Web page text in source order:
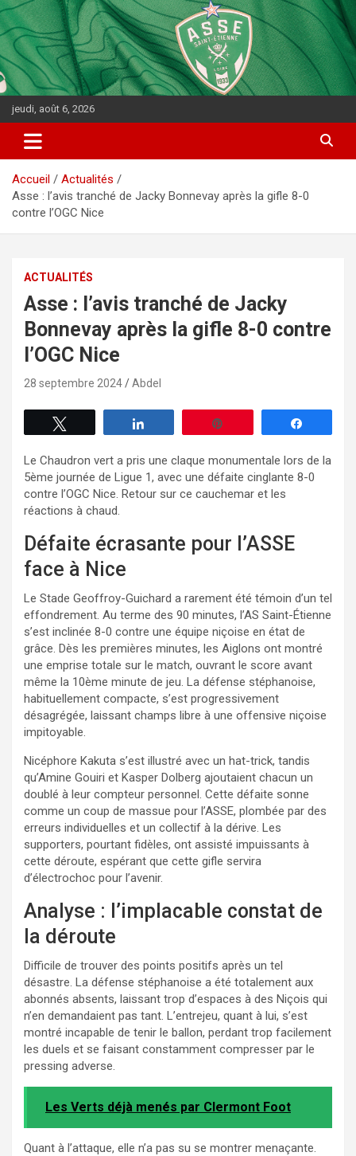
jeudi, août 6, 2026
Accueil
Actualités
Asse : l’avis tranché de Jacky Bonnevay après la gifle 8-0
contre l’OGC Nice
ACTUALITÉS
Asse : l’avis tranché de Jacky
Bonnevay après la gifle 8-0 contre
l’OGC Nice
28 septembre 2024 Abdel
Le Chaudron vert a pris une claque monumentale lors de la
5ème journée de Ligue 1, avec une défaite cinglante 8-0
contre l’OGC Nice. Retour sur ce cauchemar et les
réactions à chaud.
Défaite écrasante pour l’ASSE
face à Nice
Le Stade Geoffroy-Guichard a rarement été témoin d’un tel
effondrement. Au terme des 90 minutes, l’AS Saint-Étienne
s’est inclinée 8-0 contre une équipe niçoise en état de
grâce. Dès les premières minutes, les Aiglons ont montré
une emprise totale sur le match, ouvrant le score avant
même la 10ème minute de jeu. La défense stéphanoise,
habituellement compacte, s’est progressivement
désagrégée, laissant champs libre à une offensive niçoise
impitoyable.
Nicéphore Kakuta s’est illustré avec un hat-trick, tandis
qu’Amine Gouiri et Kasper Dolberg ajoutaient chacun un
doublé à leur compteur personnel. Cette défaite sonne
comme un coup de massue pour l’ASSE, plombée par des
erreurs individuelles et un collectif à la dérive. Les
supporters, pourtant fidèles, ont assisté impuissants à
cette déroute, espérant que cette gifle servira
d’électrochoc pour l’avenir.
Analyse : l’implacable constat de
la déroute
Difficile de trouver des points positifs après un tel
désastre. La défense stéphanoise a été totalement aux
abonnés absents, laissant trop d’espaces à des Niçois qui
n’en demandaient pas tant. L’entrejeu, quant à lui, s’est
montré incapable de tenir le ballon, perdant trop facilement
les duels et se faisant constamment compresser par le
pressing adverse.
Les Verts déjà menés par Clermont Foot
Quant à l’attaque, elle n’a pas su se montrer menaçante.